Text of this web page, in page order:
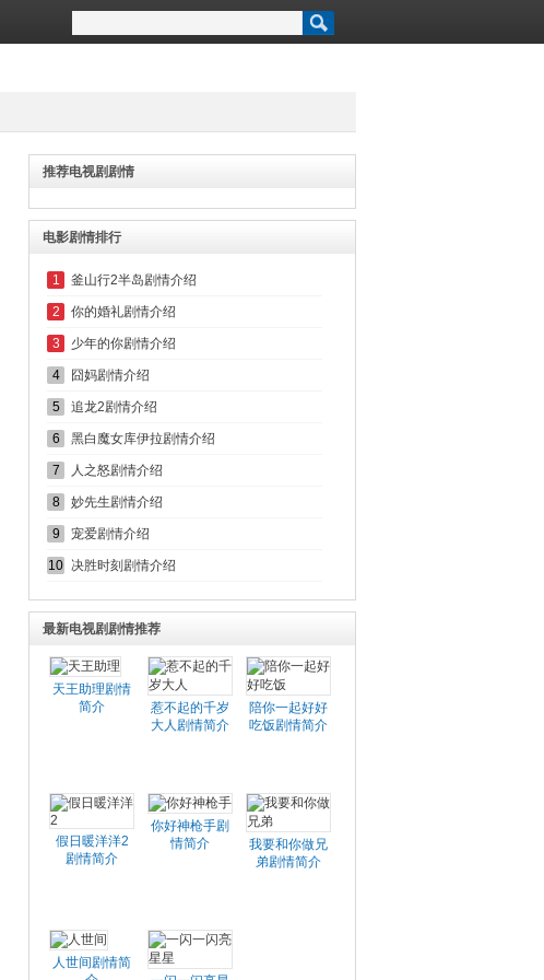
推荐电视剧剧情
电影剧情排行
1 釜山行2半岛剧情介绍
2 你的婚礼剧情介绍
3 少年的你剧情介绍
4 囧妈剧情介绍
5 追龙2剧情介绍
6 黑白魔女库伊拉剧情介绍
7 人之怒剧情介绍
8 妙先生剧情介绍
9 宠爱剧情介绍
10 决胜时刻剧情介绍
最新电视剧剧情推荐
天王助理剧情
简介
惹不起的千岁
大人剧情简介
陪你一起好好
吃饭剧情简介
假日暖洋洋2
剧情简介
你好神枪手剧
情简介
我要和你做兄
弟剧情简介
人世间剧情简